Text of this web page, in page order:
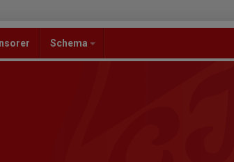
Schema